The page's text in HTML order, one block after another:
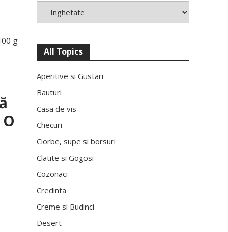
g
All Topics
Aperitive si Gustari
Bauturi
Casa de vis
Checuri
Ciorbe, supe si borsuri
Clatite si Gogosi
Cozonaci
Credinta
Creme si Budinci
Desert